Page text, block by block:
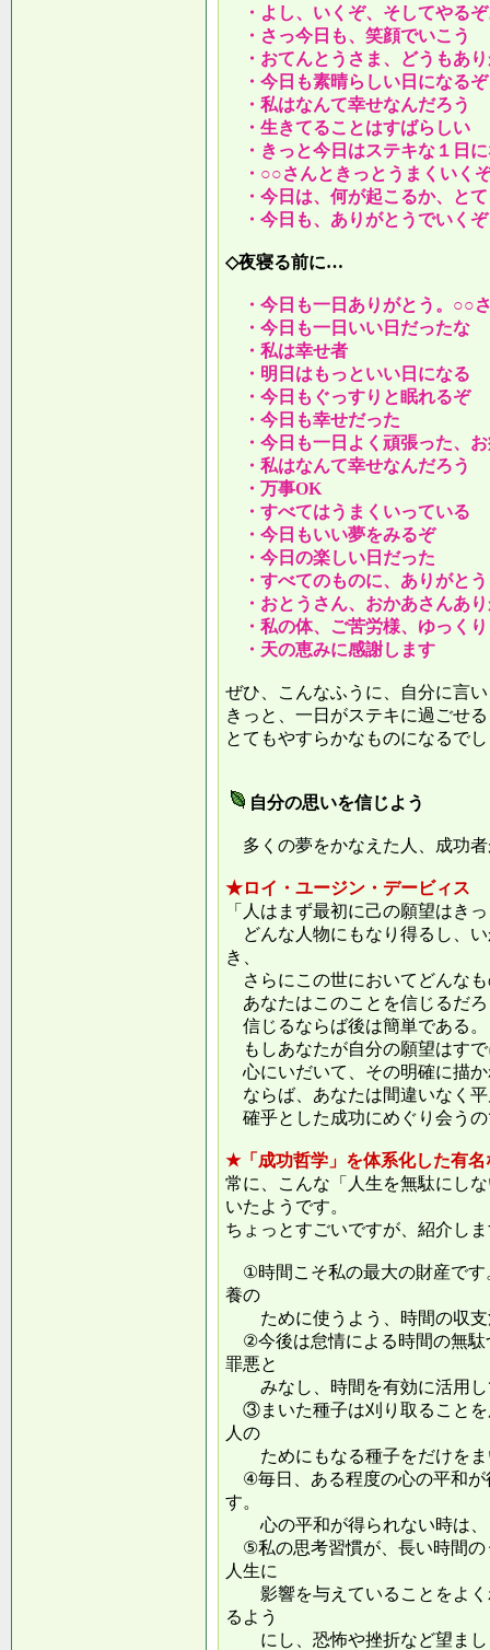
・よし、いくぞ、そしてやる
・さっ今日も、笑顔でいこう
・おてんとうさま、どうもあ
・今日も素晴らしい日になるぞ
・私はなんて幸せなんだろう
・生きてることはすばらしい
・きっと今日はステキな１日
・○○さんときっとうまくいく
・今日は、何が起こるか、と
・今日も、ありがとうでいくぞ
◇夜寝る前に…
・今日も一日ありがとう。○○
・今日も一日いい日だったな
・私は幸せ者
・明日はもっといい日になる
・今日もぐっすりと眠れるぞ
・今日も幸せだった
・今日も一日よく頑張った、
・私はなんて幸せなんだろう
・万事OK
・すべてはうまくいっている
・今日もいい夢をみるぞ
・今日の楽しい日だった
・すべてのものに、ありがとう
・おとうさん、おかあさんあ
・私の体、ご苦労様、ゆっく
・天の恵みに感謝します
ぜひ、こんなふうに、自分に言
きっと、一日がステキに過ごせ
とてもやすらかなものになるで
自分の思いを信じよう
多くの夢をかなえた人、成功
★ロイ・ユージン・デービィス
「人はまず最初に己の願望はき
どんな人物にもなり得るし、
き、
さらにこの世においてどんな
あなたはこのことを信じるだ
信じるならば後は簡単である。
もしあなたが自分の願望はす
心にいだいて、その明確に描
ならば、あなたは間違いなく
確乎とした成功にめぐり会う
★「成功哲学」を体系化した有
常に、こんな「人生を無駄にし
いたようです。
ちょっとすごいですが、紹介し
①時間こそ私の最大の財産です
養の
ために使うよう、時間の収支
②今後は怠情による時間の無駄
罪悪と
みなし、時間を有効に活用し
③まいた種子は刈り取ることを
人の
ためにもなる種子をだけをま
④毎日、ある程度の心の平和が
す。
心の平和が得られない時は、
⑤私の思考習慣が、長い時間の
人生に
影響を与えていることをよく
るよう
にし、恐怖や挫折など望まし